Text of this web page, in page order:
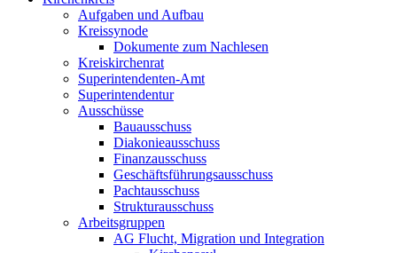
Aufgaben und Aufbau
Kreissynode
Dokumente zum Nachlesen
Kreiskirchenrat
Superintendenten-Amt
Superintendentur
Ausschüsse
Bauausschuss
Diakonieausschuss
Finanzausschuss
Geschäftsführungsausschuss
Pachtausschuss
Strukturausschuss
Arbeitsgruppen
AG Flucht, Migration und Integration